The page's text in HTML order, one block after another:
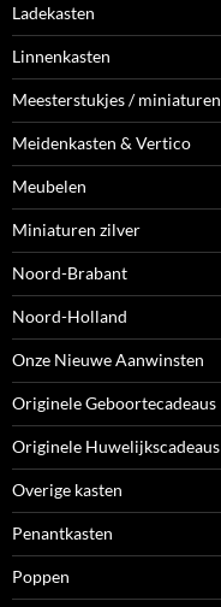
Ladekasten
Linnenkasten
Meesterstukjes / miniaturen
Meidenkasten & Vertico
Meubelen
Miniaturen zilver
Noord-Brabant
Noord-Holland
Onze Nieuwe Aanwinsten
Originele Geboortecadeaus
Originele Huwelijkscadeaus
Overige kasten
Penantkasten
Poppen